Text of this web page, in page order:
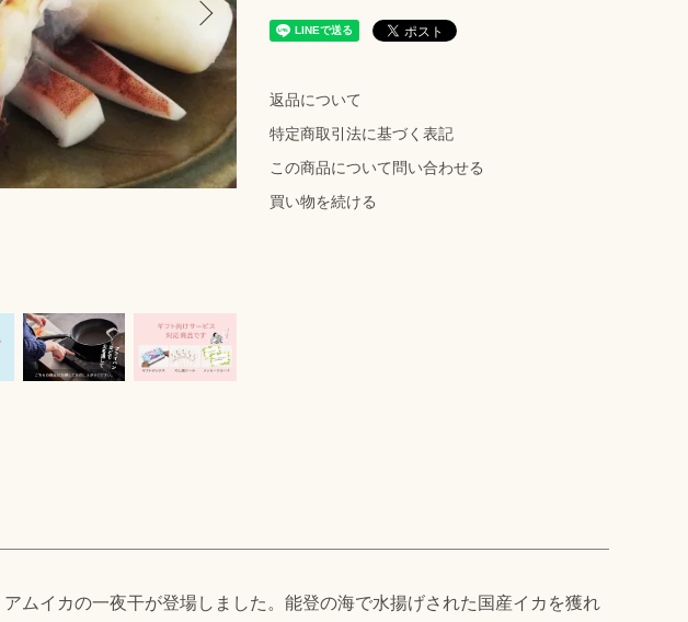
返品について
特定商取引法に基づく表記
この商品について問い合わせる
買い物を続ける
ムイカの一夜干が登場しました。能登の海で水揚げされた国産イカを獲れ